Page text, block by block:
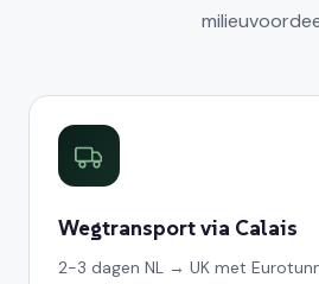
Wegtransport via Calais
2-3 dagen NL → UK met